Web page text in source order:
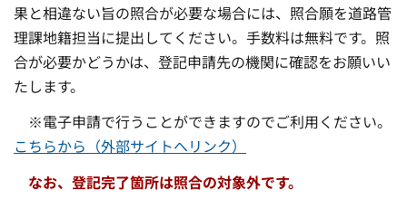
果と相違ない旨の照合が必要な場合には、照合願を道路管
理課地籍担当に提出してください。手数料は無料です。照
合が必要かどうかは、登記申請先の機関に確認をお願いい
たします。
※電子申請で行うことができますのでご利用ください。
こちらから（外部サイトへリンク）
なお、登記完了箇所は照合の対象外です。